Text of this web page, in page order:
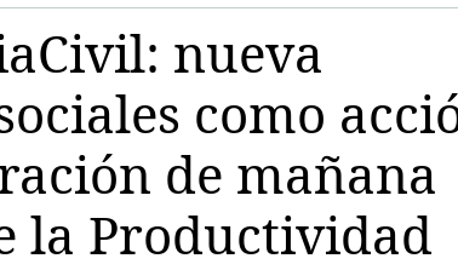
nueva
como
de mañana
la Productividad